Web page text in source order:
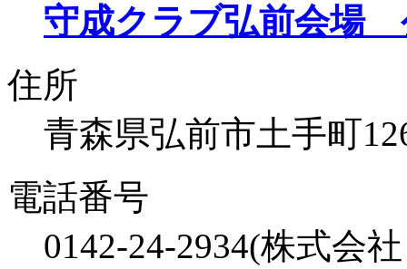
守成クラブ弘前会場
住所
青森県弘前市土手町
電話番号
0142-24-2934(株式会